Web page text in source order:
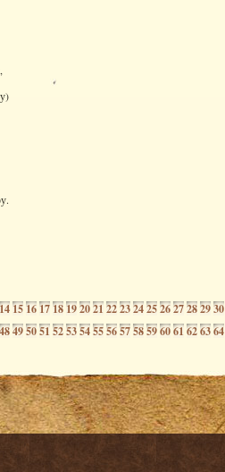
1415161718192021222324252627282930
4849505152535455565758596061626364